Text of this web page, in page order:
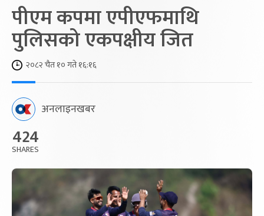
पीएम कपमा एपीएफमाथि
पुलिसको एकपक्षीय जित
२०८२ चैत १० गते १६:१६
अनलाइनखबर
424
SHARES